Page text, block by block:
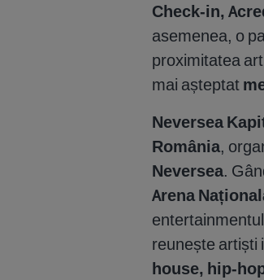
Check-in,
asemenea, o
proximitatea
mai așteptat
Neversea
România,
Neversea.
Arena
reunește artiști
house, hip-